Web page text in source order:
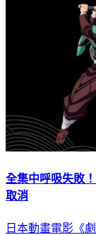
全集中呼吸失敗
取消
日本動畫電影《